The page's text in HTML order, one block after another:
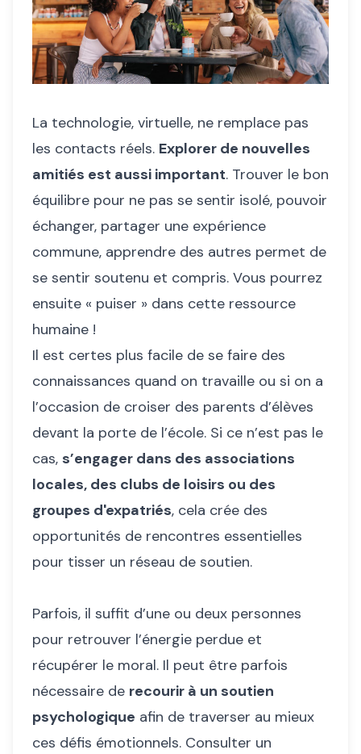
La technologie, virtuelle, ne remplace pas
les contacts réels. Explorer de nouvelles
amitiés est aussi important. Trouver le bon
équilibre pour ne pas se sentir isolé, pouvoir
échanger, partager une expérience
commune, apprendre des autres permet de
se sentir soutenu et compris. Vous pourrez
ensuite « puiser » dans cette ressource
humaine !
Il est certes plus facile de se faire des
connaissances quand on travaille ou si on a
l’occasion de croiser des parents d’élèves
devant la porte de l’école. Si ce n’est pas le
cas, s’engager dans des associations
locales, des clubs de loisirs ou des
groupes d'expatriés, cela crée des
opportunités de rencontres essentielles
pour tisser un réseau de soutien.
Parfois, il suffit d’une ou deux personnes
pour retrouver l’énergie perdue et
récupérer le moral. Il peut être parfois
nécessaire de recourir à un soutien
psychologique afin de traverser au mieux
ces défis émotionnels. Consulter un